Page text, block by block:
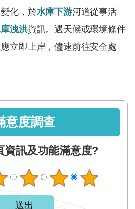
化，於水庫下游河道從事活
洩洪資訊。遇天候或環境條件
立即上岸，儘速前往安全處
意度調查
資訊及功能滿意度?